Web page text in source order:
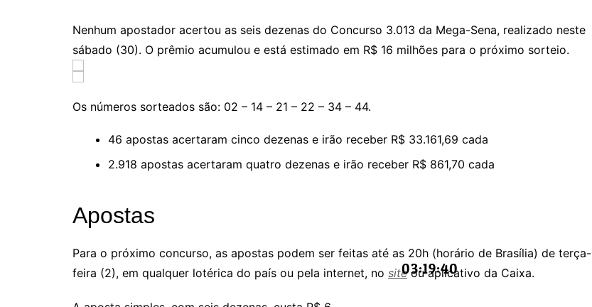
03:19:40
Nenhum apostador acertou as seis dezenas do Concurso 3.013 da Mega-Sena, realizado neste
sábado (30). O prêmio acumulou e está estimado em R$ 16 milhões para o próximo sorteio.
Os números sorteados são: 02 – 14 – 21 – 22 – 34 – 44.
46 apostas acertaram cinco dezenas e irão receber R$ 33.161,69 cada
2.918 apostas acertaram quatro dezenas e irão receber R$ 861,70 cada
Apostas
Para o próximo concurso, as apostas podem ser feitas até as 20h (horário de Brasília) de terça-
feira (2), em qualquer lotérica do país ou pela internet, no siteou aplicativo da Caixa.